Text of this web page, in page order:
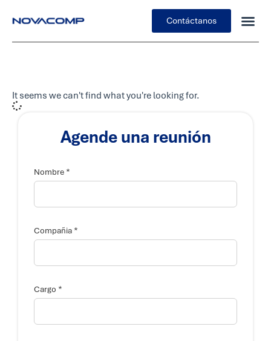
Contáctanos
It seems we can't find what you're looking for.
Agende una reunión
Nombre *
Compañia *
Cargo *